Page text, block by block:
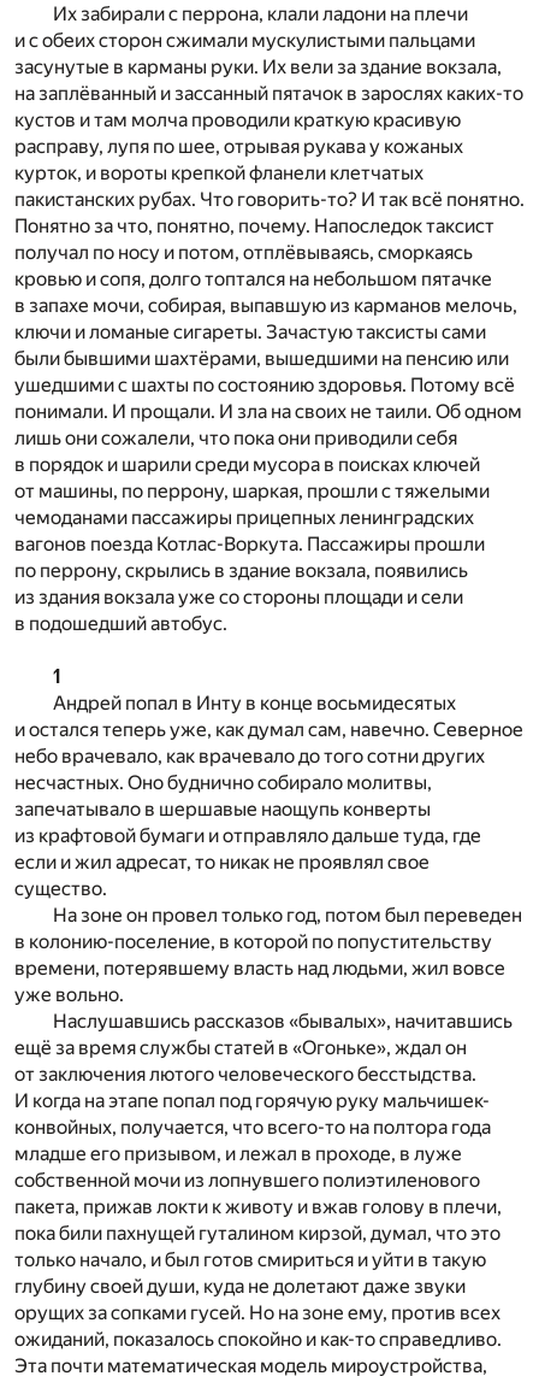
Их забирали с перрона, клали ладони на плечи
и с обеих сторон сжимали мускулистыми пальцами
засунутые в карманы руки. Их вели за здание вокзала,
на заплёванный и зассанный пятачок в зарослях каких-то
кустов и там молча проводили краткую красивую
расправу, лупя по шее, отрывая рукава у кожаных
курток, и вороты крепкой фланели клетчатых
пакистанских рубах. Что говорить-то? И так всё понятно.
Понятно за что, понятно, почему. Напоследок таксист
получал по носу и потом, отплёвываясь, сморкаясь
кровью и сопя, долго топтался на небольшом пятачке
в запахе мочи, собирая, выпавшую из карманов мелочь,
ключи и ломаные сигареты. Зачастую таксисты сами
были бывшими шахтёрами, вышедшими на пенсию или
ушедшими с шахты по состоянию здоровья. Потому всё
понимали. И прощали. И зла на своих не таили. Об одном
лишь они сожалели, что пока они приводили себя
в порядок и шарили среди мусора в поисках ключей
от машины, по перрону, шаркая, прошли с тяжелыми
чемоданами пассажиры прицепных ленинградских
вагонов поезда Котлас-Воркута. Пассажиры прошли
по перрону, скрылись в здание вокзала, появились
из здания вокзала уже со стороны площади и сели
в подошедший автобус.
1
Андрей попал в Инту в конце восьмидесятых
и остался теперь уже, как думал сам, навечно. Северное
небо врачевало, как врачевало до того сотни других
несчастных. Оно буднично собирало молитвы,
запечатывало в шершавые наощупь конверты
из крафтовой бумаги и отправляло дальше туда, где
если и жил адресат, то никак не проявлял свое
существо.
На зоне он провел только год, потом был переведен
в колонию-поселение, в которой по попустительству
времени, потерявшему власть над людьми, жил вовсе
уже вольно.
Наслушавшись рассказов «бывалых», начитавшись
ещё за время службы статей в «Огоньке», ждал он
от заключения лютого человеческого бесстыдства.
И когда на этапе попал под горячую руку мальчишек-
конвойных, получается, что всего-то на полтора года
младше его призывом, и лежал в проходе, в луже
собственной мочи из лопнувшего полиэтиленового
пакета, прижав локти к животу и вжав голову в плечи,
пока били пахнущей гуталином кирзой, думал, что это
только начало, и был готов смириться и уйти в такую
глубину своей души, куда не долетают даже звуки
орущих за сопками гусей. Но на зоне ему, против всех
ожиданий, показалось спокойно и как-то справедливо.
Эта почти математическая модель мироустройства,